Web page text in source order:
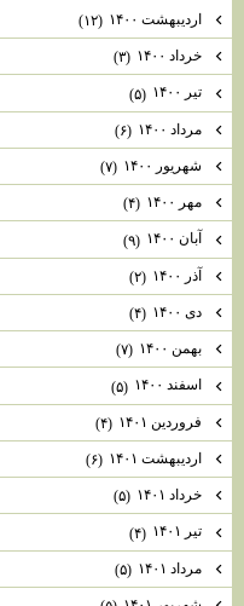
اردیبهشت ۱۴۰۰ (۱۲)
خرداد ۱۴۰۰ (۳)
تیر ۱۴۰۰ (۵)
مرداد ۱۴۰۰ (۶)
شهریور ۱۴۰۰ (۷)
مهر ۱۴۰۰ (۴)
آبان ۱۴۰۰ (۹)
آذر ۱۴۰۰ (۲)
دی ۱۴۰۰ (۴)
بهمن ۱۴۰۰ (۷)
اسفند ۱۴۰۰ (۵)
فروردین ۱۴۰۱ (۴)
اردیبهشت ۱۴۰۱ (۶)
خرداد ۱۴۰۱ (۵)
تیر ۱۴۰۱ (۴)
مرداد ۱۴۰۱ (۵)